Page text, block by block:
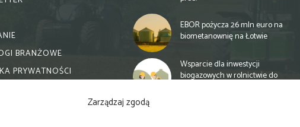
Zarządzaj zgodą
BRANŻOWE
PRYWATNOŚCI
EBOR pożycza 26 mln euro na
biometanownię na Łotwie
Wsparcie dla inwestycji
biogazowych w rolnictwie do